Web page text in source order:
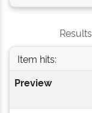
Item hits:
Preview